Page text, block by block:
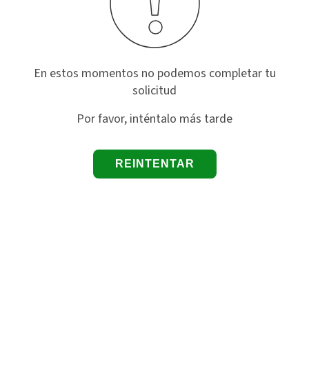
En estos momentos no podemos completar tu
solicitud
Por favor, inténtalo más tarde
REINTENTAR